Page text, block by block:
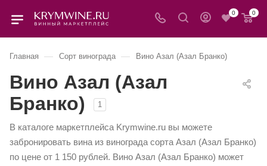
0 0
Главная — Сорт винограда — Вино Азал (Азал Бранко)
Вино Азал (Азал
Бранко)
1
В каталоге маркетплейса Krymwine.ru вы можете
забронировать вина из винограда сорта Азал (Азал Бранко)
по цене от 1 150 рублей. Вино Азал (Азал Бранко) может